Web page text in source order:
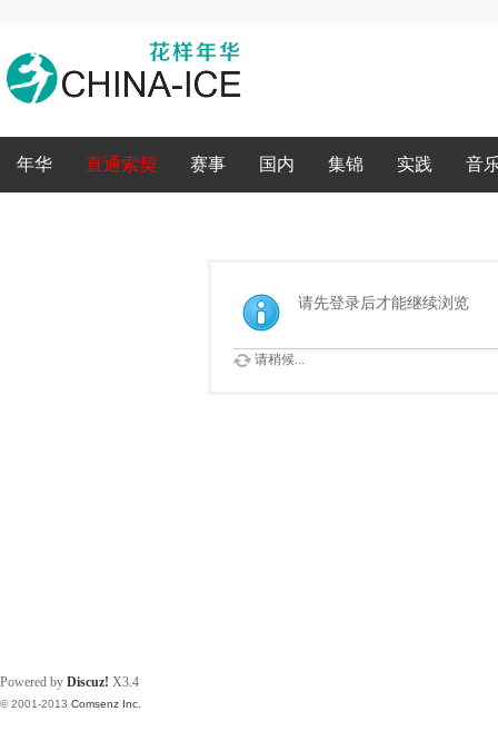
年华 直通索契 赛事 国内 集锦 实践 音
请先登录后才能继续浏览
请稍候...
Powered by Discuz! X3.4
© 2001-2013 Comsenz Inc.